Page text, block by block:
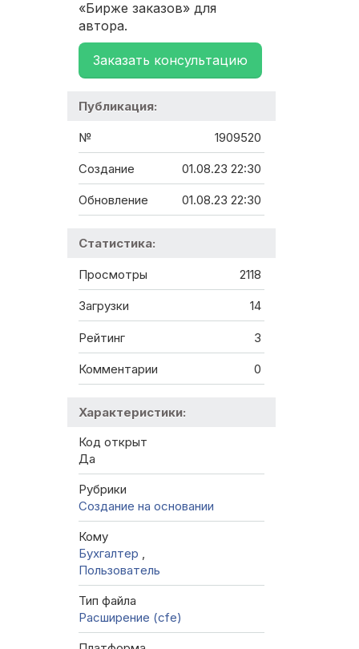
«Бирже заказов» для
автора.
Заказать консультацию
Публикация:
№ 1909520
Создание 01.08.23 22:30
Обновление 01.08.23 22:30
Статистика:
Просмотры 2118
Загрузки 14
Рейтинг 3
Комментарии 0
Характеристики:
Код открыт
Да
Рубрики
Создание на основании
Кому
Бухгалтер ,
Пользователь
Тип файла
Расширение (cfe)